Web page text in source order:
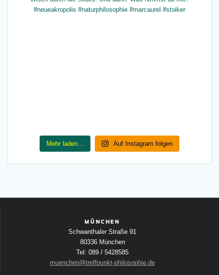
Mehr laden... Auf Instagram folgen
MÜNCHEN
Schwanthaler Straße 91
80336 München
Tel: 089 / 5428585
muenchen@treffpunkt-philosophie.de